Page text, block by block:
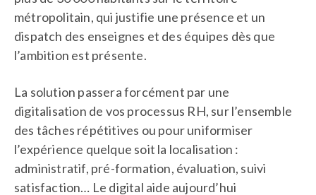
métropolitain, qui justifie une présence et un
dispatch des enseignes et des équipes dès que
l’ambition est présente.
La solution passera forcément par une
digitalisation de vos processus RH, sur l’ensemble
des tâches répétitives ou pour uniformiser
l’expérience quelque soit la localisation :
administratif, pré-formation, évaluation, suivi
satisfaction… Le digital aide aujourd’hui